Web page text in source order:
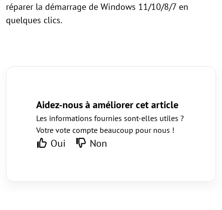
réparer la démarrage de Windows 11/10/8/7 en
quelques clics.
Aidez-nous à améliorer cet article
Les informations fournies sont-elles utiles ?
Votre vote compte beaucoup pour nous !
Oui Non